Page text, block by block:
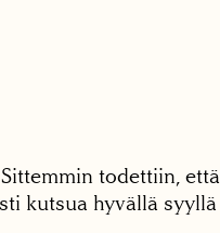
todettiin, että
kutsua hyvällä syyllä